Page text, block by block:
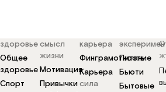
здоровье
Общее
здоровье
Спорт
смысл
жизни
Мотивация
Привычки
карьера
Финграмотность
Карьера
сила
Питание
Бьюти
Бытовые
О